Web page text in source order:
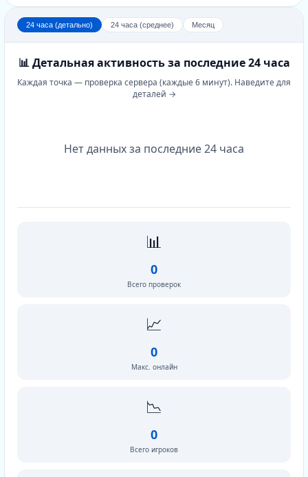
24 часа (детально) 24 часа (среднее) Месяц
📊 Детальная активность за последние 24 часа
Каждая точка — проверка сервера (каждые 6 минут). Наведите для
деталей →
Нет данных за последние 24 часа
📊
0
Всего проверок
📈
0
Макс. онлайн
📉
0
Всего игроков